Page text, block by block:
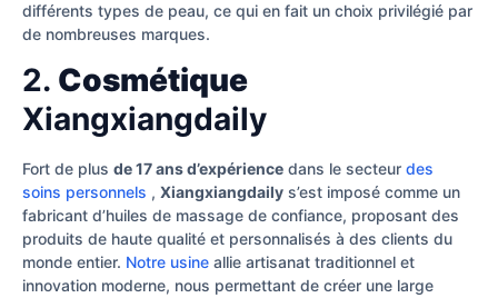
différents types de peau, ce qui en fait un choix privilégié par
de nombreuses marques.
2. Cosmétique
Xiangxiangdaily
Fort de plus de 17 ans d’expérience dans le secteur des
soins personnels , Xiangxiangdaily s’est imposé comme un
fabricant d’huiles de massage de confiance, proposant des
produits de haute qualité et personnalisés à des clients du
monde entier. Notre usine allie artisanat traditionnel et
innovation moderne, nous permettant de créer une large